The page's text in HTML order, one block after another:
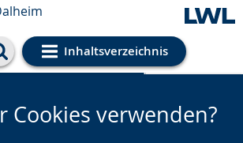
Inhaltsverzeichnis
Einstellungen
Cookies verwenden?